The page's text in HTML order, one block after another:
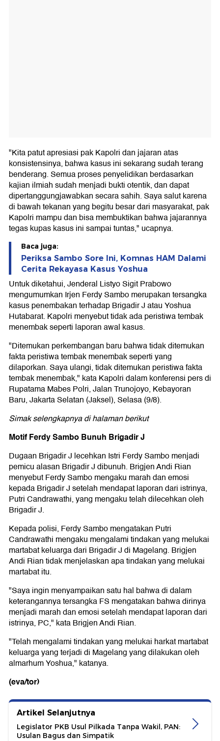
"Kita patut apresiasi pak Kapolri dan jajaran atas
konsistensinya, bahwa kasus ini sekarang sudah terang
benderang. Semua proses penyelidikan berdasarkan
kajian ilmiah sudah menjadi bukti otentik, dan dapat
dipertanggungjawabkan secara sahih. Saya salut karena
di bawah tekanan yang begitu besar dari masyarakat, pak
Kapolri mampu dan bisa membuktikan bahwa jajarannya
tegas kupas kasus ini sampai tuntas," ucapnya.
Baca juga:
Periksa Sambo Sore Ini, Komnas HAM Dalami
Cerita Rekayasa Kasus Yoshua
Untuk diketahui, Jenderal Listyo Sigit Prabowo
mengumumkan Irjen Ferdy Sambo merupakan tersangka
kasus penembakan terhadap Brigadir J atau Yoshua
Hutabarat. Kapolri menyebut tidak ada peristiwa tembak
menembak seperti laporan awal kasus.
"Ditemukan perkembangan baru bahwa tidak ditemukan
fakta peristiwa tembak menembak seperti yang
dilaporkan. Saya ulangi, tidak ditemukan peristiwa fakta
tembak menembak," kata Kapolri dalam konferensi pers di
Rupatama Mabes Polri, Jalan Trunojoyo, Kebayoran
Baru, Jakarta Selatan (Jaksel), Selasa (9/8).
Simak selengkapnya di halaman berikut
Motif Ferdy Sambo Bunuh Brigadir J
Dugaan Brigadir J lecehkan Istri Ferdy Sambo menjadi
pemicu alasan Brigadir J dibunuh. Brigjen Andi Rian
menyebut Ferdy Sambo mengaku marah dan emosi
kepada Brigadir J setelah mendapat laporan dari istrinya,
Putri Candrawathi, yang mengaku telah dilecehkan oleh
Brigadir J.
Kepada polisi, Ferdy Sambo mengatakan Putri
Candrawathi mengaku mengalami tindakan yang melukai
martabat keluarga dari Brigadir J di Magelang. Brigjen
Andi Rian tidak menjelaskan apa tindakan yang melukai
martabat itu.
"Saya ingin menyampaikan satu hal bahwa di dalam
keterangannya tersangka FS mengatakan bahwa dirinya
menjadi marah dan emosi setelah mendapat laporan dari
istrinya, PC," kata Brigjen Andi Rian.
"Telah mengalami tindakan yang melukai harkat martabat
keluarga yang terjadi di Magelang yang dilakukan oleh
almarhum Yoshua," katanya.
(eva/tor)
Artikel Selanjutnya
Legislator PKB Usul Pilkada Tanpa Wakil, PAN:
Usulan Bagus dan Simpatik